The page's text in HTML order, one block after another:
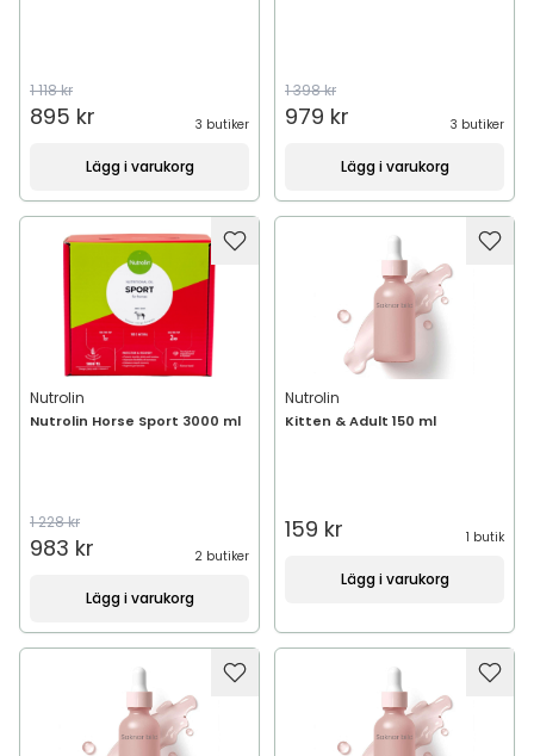
1 118 kr
895 kr 3 butiker
Lägg i varukorg
1 398 kr
979 kr 3 butiker
Lägg i varukorg
Nutrolin
Nutrolin Horse Sport 3000 ml
1 228 kr
983 kr 2 butiker
Lägg i varukorg
Nutrolin
Kitten & Adult 150 ml
159 kr 1 butik
Lägg i varukorg